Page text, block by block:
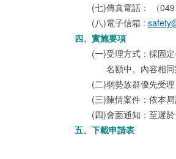
(七)傳真電話： （
(八)電子信箱 :
四、 實施要項
(一)受理方式：採固
名額中。內容相
(二)弱勢族群優先受
(三)陳情案件：依本
(四)會面通知：至遲
五、 下載申請表